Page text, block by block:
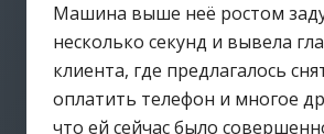
Машина выше неё ростом
несколько секунд и вывела
клиента, где предлагалось
оплатить телефон и многое
что ей сейчас было